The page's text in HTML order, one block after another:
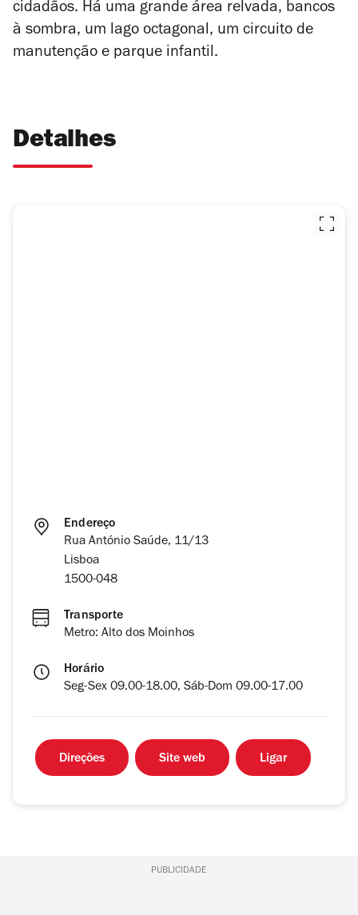
cidadãos. Há uma grande área relvada, bancos
à sombra, um lago octagonal, um circuito de
manutenção e parque infantil.
Detalhes
Endereço
Rua António Saúde, 11/13
Lisboa
1500-048
Transporte
Metro: Alto dos Moinhos
Horário
Seg-Sex 09.00-18.00, Sáb-Dom 09.00-17.00
Direções Site web Ligar
PUBLICIDADE